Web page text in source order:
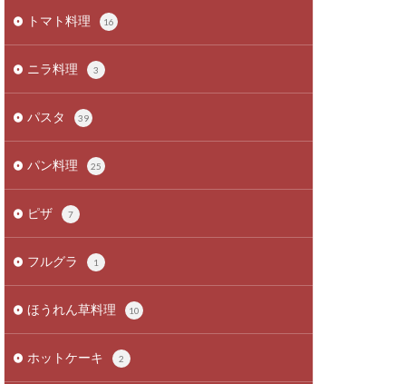
トマト料理 16
ニラ料理 3
パスタ 39
パン料理 25
ピザ 7
フルグラ 1
ほうれん草料理 10
ホットケーキ 2